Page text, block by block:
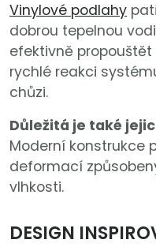
Vinylové podlahy
dobrou tepelnou
efektivně
rychlé reakci
chůzi.
Důležitá je také
Moderní konstrukce
deformací
vlhkosti.
DESIGN